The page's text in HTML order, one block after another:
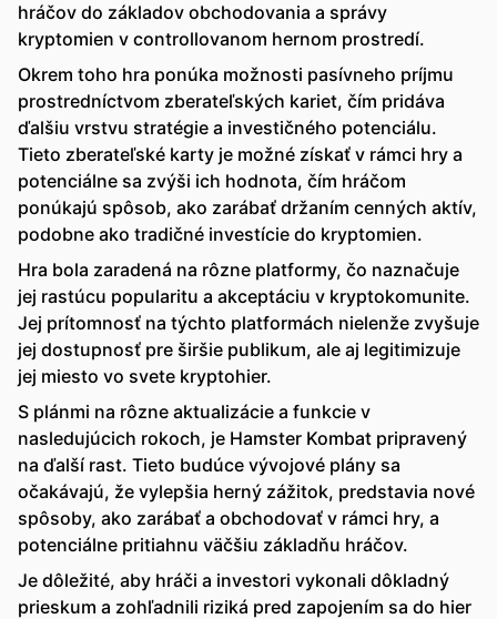
hráčov do základov obchodovania a správy
kryptomien v controllovanom hernom prostredí.
Okrem toho hra ponúka možnosti pasívneho príjmu
prostredníctvom zberateľských kariet, čím pridáva
ďalšiu vrstvu stratégie a investičného potenciálu.
Tieto zberateľské karty je možné získať v rámci hry a
potenciálne sa zvýši ich hodnota, čím hráčom
ponúkajú spôsob, ako zarábať držaním cenných aktív,
podobne ako tradičné investície do kryptomien.
Hra bola zaradená na rôzne platformy, čo naznačuje
jej rastúcu popularitu a akceptáciu v kryptokomunite.
Jej prítomnosť na týchto platformách nielenže zvyšuje
jej dostupnosť pre širšie publikum, ale aj legitimizuje
jej miesto vo svete kryptohier.
S plánmi na rôzne aktualizácie a funkcie v
nasledujúcich rokoch, je Hamster Kombat pripravený
na ďalší rast. Tieto budúce vývojové plány sa
očakávajú, že vylepšia herný zážitok, predstavia nové
spôsoby, ako zarábať a obchodovať v rámci hry, a
potenciálne pritiahnu väčšiu základňu hráčov.
Je dôležité, aby hráči a investori vykonali dôkladný
prieskum a zohľadnili riziká pred zapojením sa do hier